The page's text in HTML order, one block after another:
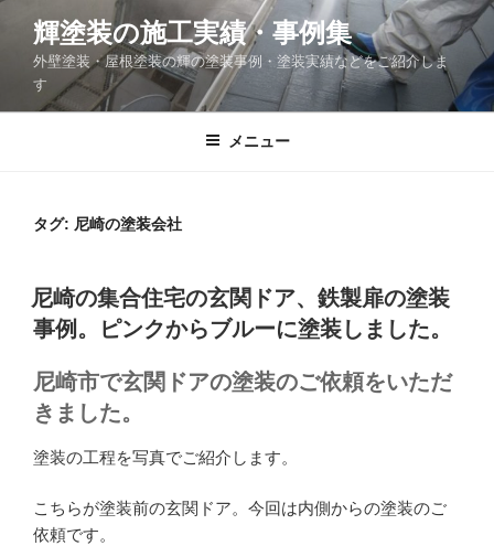
ツ
輝塗装の施工実績・事例集
外壁塗装・屋根塗装の輝の塗装事例・塗装実績などをご紹介しま
す
メニュー
タグ: 尼崎の塗装会社
投
稿
日:
尼崎の集合住宅の玄関ドア、鉄製扉の塗装
事例。ピンクからブルーに塗装しました。
尼崎市で玄関ドアの塗装のご依頼をいただ
きました。
塗装の工程を写真でご紹介します。
こちらが塗装前の玄関ドア。今回は内側からの塗装のご
依頼です。